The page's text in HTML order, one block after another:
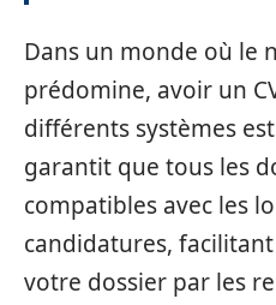
Dans un monde où le
prédomine, avoir un
différents systèmes
garantit que tous les
compatibles avec les
candidatures,
votre dossier par les